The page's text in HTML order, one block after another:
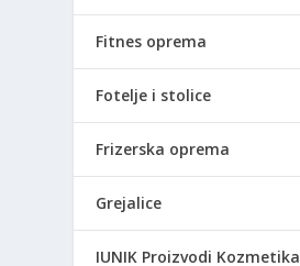
Fitnes oprema
Fotelje i stolice
Frizerska oprema
Grejalice
IUNIK Proizvodi Kozmetika